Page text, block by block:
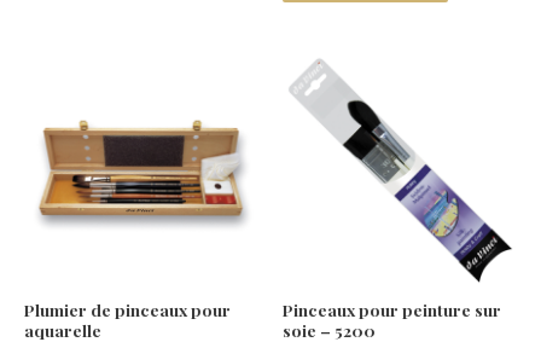
Plumier de pinceaux pour
aquarelle
Pinceaux pour peinture sur
soie – 5200